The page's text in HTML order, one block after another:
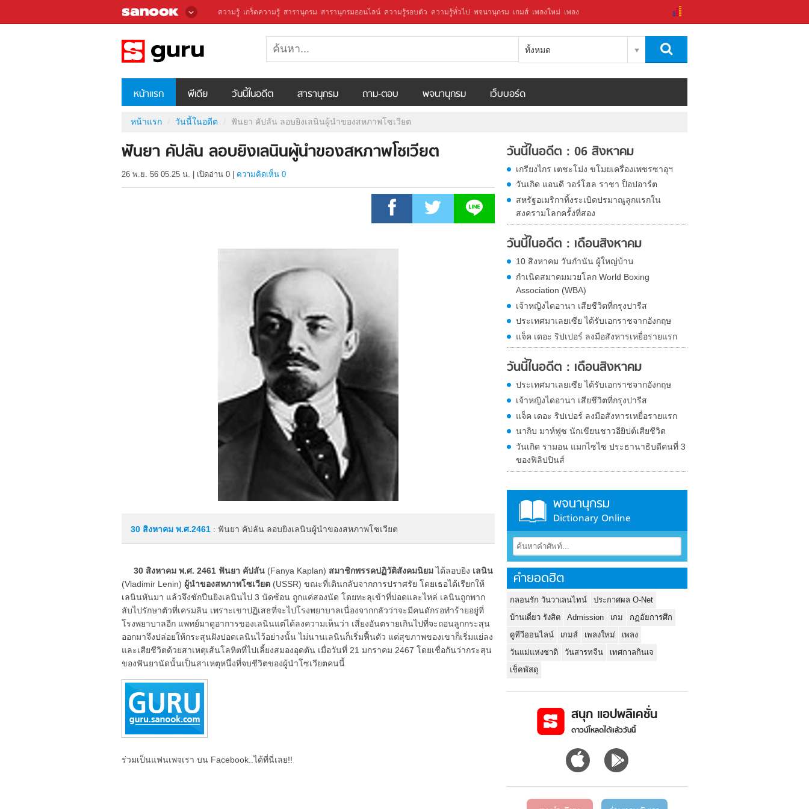
ความรู้ เกร็ดความรู้ สารานุกรม สารานุกรมออนไลน์ ความรู้รอบตัว ความรู้ทั่วไป พจนานุกรม เกมส์ เพลงใหม่ เพลง
ทั้งหมด
หน้าแรก พีเดีย วันนี้ในอดีต สารานุกรม ถาม-ตอบ พจนานุกรม เว็บบอร์ด
หน้าแรก วันนี้ในอดีต ฟันยา คัปลัน ลอบยิงเลนินผู้นำของสหภาพโซเวียต
ฟันยา คัปลัน ลอบยิงเลนินผู้นำของสหภาพโซเวียต
26 พ.ย. 56 05.25 น. เปิดอ่าน 0 ความคิดเห็น 0
30 สิงหาคม พ.ศ.2461 : ฟันยา คัปลัน ลอบยิงเลนินผู้นำของสหภาพโซเวียต
30 สิงหาคม พ.ศ. 2461 ฟันยา คัปลัน (Fanya Kaplan) สมาชิกพรรคปฏิวัติสังคมนิยมได้ลอบยิง เลนิน
(Vladimir Lenin) ผู้นำของสหภาพโซเวียต (USSR) ขณะที่เดินกลับจากการปราศรัย โดยเธอได้เรียกให้
เลนินหันมา แล้วจึงชักปืนยิงเลนินไป 3 นัดซ้อน ถูกแค่สองนัด โดยทะลุเข้าที่ปอดและไหล่ เลนินถูกพาก
ลับไปรักษาตัวที่เครมลิน เพราะเขาปฏิเสธที่จะไปโรงพยาบาลเนื่องจากกลัวว่าจะมีคนดักรอทำร้ายอยู่ที่
โรงพยาบาลอีก แพทย์มาดูอาการของเลนินแต่ได้ลงความเห็นว่า เสี่ยงอันตรายเกินไปที่จะถอนลูกกระสุน
ออกมาจึงปล่อยให้กระสุนฝังปอดเลนินไว้อย่างนั้น ไม่นานเลนินก็เริ่มฟื้นตัว แต่สุขภาพของเขาก็เริ่มแย่ลง
และเสียชีวิตด้วยสาเหตุเส้นโลหิตที่ไปเลี้ยงสมองอุดตัน เมื่อวันที่ 21 มกราคม 2467 โดยเชื่อกันว่ากระสุน
ของฟันยานัดนั้นเป็นสาเหตุหนึ่งที่จบชีวิตของผู้นำโซเวียตคนนี้
ร่วมเป็นแฟนเพจเรา บน Facebook..ได้ที่นี่เลย!!
วันนี้ในอดีต : 06 สิงหาคม
เกรียงไกร เตชะโม่ง ขโมยเครื่องเพชรซาอุฯ
วันเกิด แอนดี วอร์โฮล ราชา ป็อปอาร์ต
สหรัฐอเมริกาทิ้งระเบิดปรมาณูลูกแรกใน
สงครามโลกครั้งที่สอง
วันนี้ในอดีต : เดือนสิงหาคม
10 สิงหาคม วันกำนัน ผู้ใหญ่บ้าน
กำเนิดสมาคมมวยโลก World Boxing
Association (WBA)
เจ้าหญิงไดอานา เสียชีวิตที่กรุงปารีส
ประเทศมาเลยเซีย ได้รับเอกราชจากอังกฤษ
แจ็ค เดอะ ริปเปอร์ ลงมือสังหารเหยื่อรายแรก
วันนี้ในอดีต : เดือนสิงหาคม
ประเทศมาเลยเซีย ได้รับเอกราชจากอังกฤษ
เจ้าหญิงไดอานา เสียชีวิตที่กรุงปารีส
แจ็ค เดอะ ริปเปอร์ ลงมือสังหารเหยื่อรายแรก
นากิบ มาห์ฟูซ นักเขียนชาวอียิปต์เสียชีวิต
วันเกิด รามอน แมกไซไซ ประธานาธิบดีคนที่ 3
ของฟิลิปปินส์
พจนานุกรม
Dictionary Online
คำยอดฮิต
กลอนรัก วันวาเลนไทน์
ประกาศผล O-Net
บ้านเดี่ยว รังสิต
Admission เกม
กฏอัยการศึก
ดูทีวีออนไลน์
เกมส์ เพลงใหม่
เพลง
วันแม่แห่งชาติ
วันสารทจีน
เทศกาลกินเจ
เช็คพัสดุ
สนุก แอปพลิเคชั่น
ดาวน์โหลดได้แล้ววันนี้